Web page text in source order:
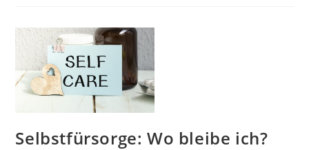
Mich
Tun?
Selbstfürsorge: Wo bleibe ich?